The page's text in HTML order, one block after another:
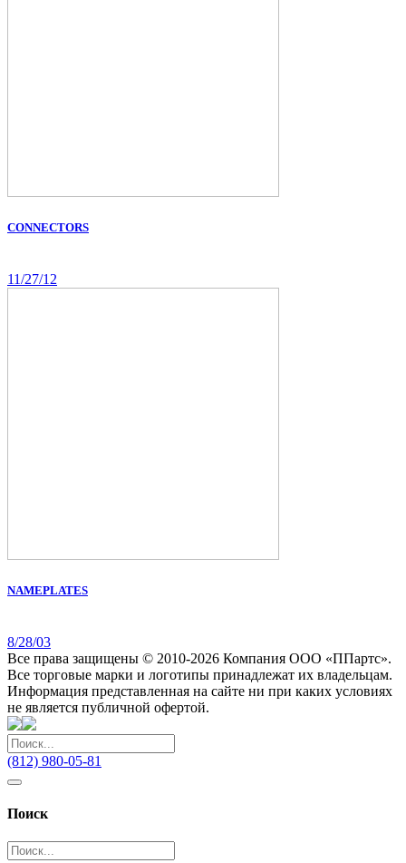
CONNECTORS
11/27/12
NAMEPLATES
8/28/03
Все права защищены © 2010-2026 Компания ООО «ППартс».
Все торговые марки и логотипы принадлежат их владельцам.
Информация представленная на сайте ни при каких условиях
не является публичной офертой.
(812) 980-05-81
Поиск